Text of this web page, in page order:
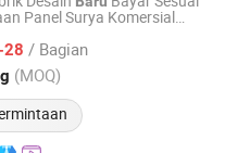
Panel Surya Komersial
28 / Bagian
(MOQ)
Limited
mulai 2014